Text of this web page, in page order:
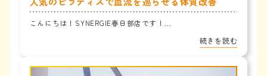
こんにちは！SYNERGIE春日部店です！...
続きを読む